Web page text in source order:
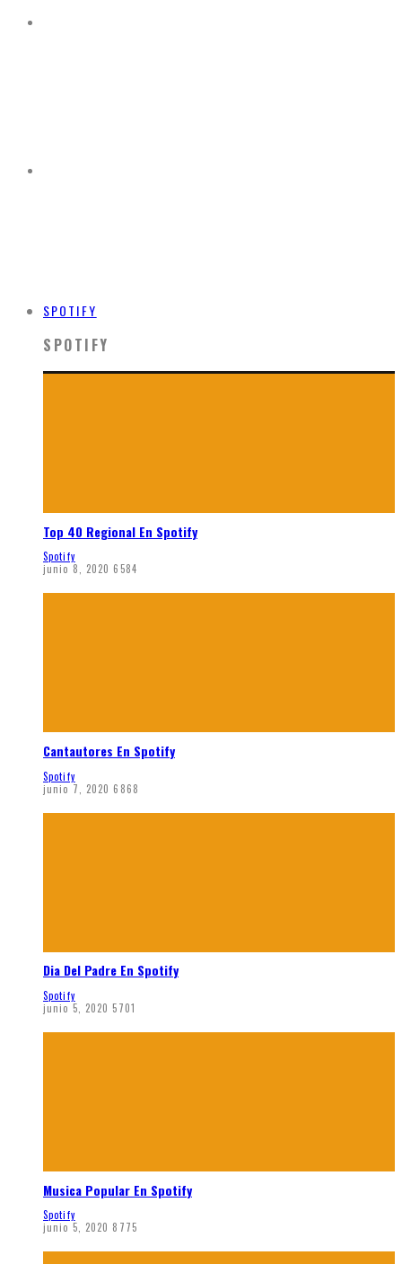
SPOTIFY
SPOTIFY
Top 40 Regional En Spotify
Spotify
junio 8, 2020 6584
Cantautores En Spotify
Spotify
junio 7, 2020 6868
Dia Del Padre En Spotify
Spotify
junio 5, 2020 5701
Musica Popular En Spotify
Spotify
junio 5, 2020 8775